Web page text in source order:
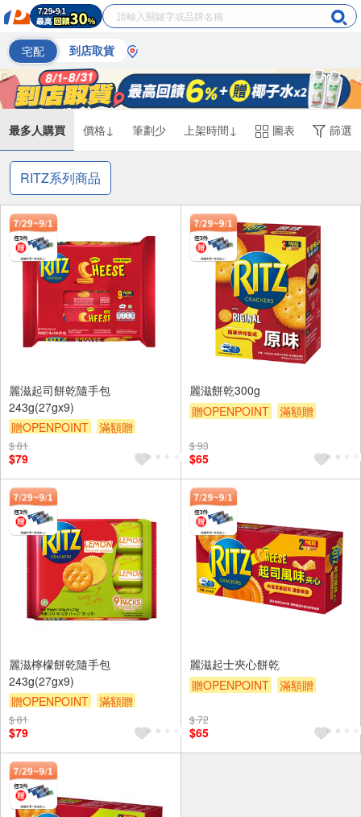
宅配 到店取貨
最多人購買 價格↓ 筆劃少 上架時間↓ 圖表 篩選
RITZ系列商品
麗滋起司餅乾隨手包
243g(27gx9)
贈OPENPOINT
滿額贈
滿額9折
$ 81
$79
麗滋餅乾300g
贈OPENPOINT
滿額贈
$ 93
$65
麗滋檸檬餅乾隨手包
243g(27gx9)
贈OPENPOINT
滿額贈
滿額9折
$ 81
$79
麗滋起士夾心餅乾
贈OPENPOINT
滿額贈
$ 72
$65